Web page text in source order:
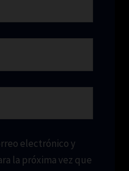
electrónico y
la próxima vez que